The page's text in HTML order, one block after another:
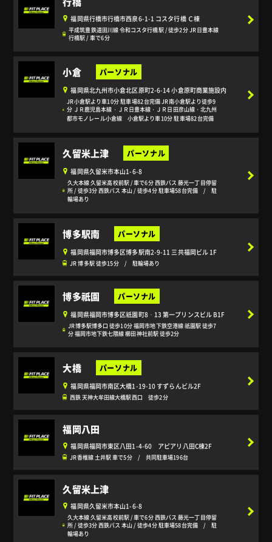
福岡県行橋市行橋市西泉6-1-1 コスタ行橋 Ｃ棟
平成筑豊鉄道田川線 令和コスタ行橋駅 / 徒歩2分 JR日豊本線
行橋駅 / 車で6分
小倉
福岡県北九州市小倉北区原町2-6-14 小倉原町商業施設内
JR小倉駅より車10分 駐車場82台完備 JR南小倉駅より徒歩9
分 ＪＲ鹿児島本線・ＪＲ日豊本線・ＪＲ日田彦山線・北九州
都市モノレール小倉線 小倉駅より車10分 駐車場82台完備
久留米上津
福岡県久留米市本山1-6-8
久大本線 久留米高校前駅 / 車で6分 西鉄バス 藤光一丁目停留
所 / 徒歩3分 西鉄バス 本山 / 徒歩4分 駐車場58台完備 / 駐
輪場あり
博多駅南
福岡県福岡市博多区博多駅南2-9-11 三共福岡ビル 1F
JR 博多駅 徒歩15分 / 駐輪場あり
博多祇園
福岡県福岡市博多区祇園町8‐13 第一プリンスビル B1F
JR博多駅博多口 徒歩10分 福岡市地下鉄空港線 祇園駅 徒歩7
分 福岡市地下鉄七隈線 櫛田神社前駅 徒歩2分
大橋
福岡県福岡市南区大橋1-19-10 すずらんビル2F
西鉄 天神大牟田線大橋駅西口 徒歩2分
福岡八田
福岡県福岡市東区八田1-4-60 アピアリ八田C棟2F
JR香椎線 土井駅 車で5分 / 共同駐車場196台
久留米上津
福岡県久留米市本山1-6-8
久大本線 久留米高校前駅 / 車で6分 西鉄バス 藤光一丁目停留
所 / 徒歩3分 西鉄バス 本山 / 徒歩4分 駐車場58台完備 / 駐
輪場あり